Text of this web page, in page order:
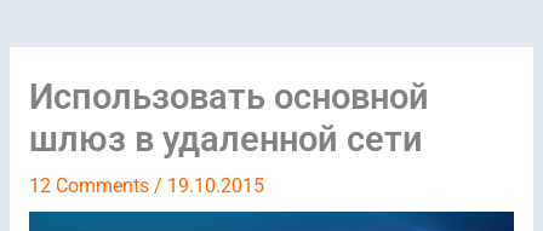
Использовать основной
шлюз в удаленной сети
12 Comments / 19.10.2015